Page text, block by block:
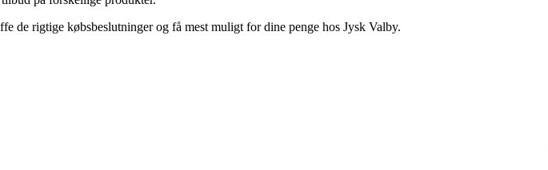
de rigtige købsbeslutninger og få mest muligt for dine penge hos Jysk Valby.